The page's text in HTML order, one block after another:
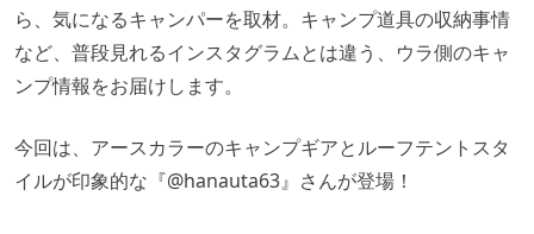
ら、気になるキャンパーを取材。キャンプ道具の収納事情
など、普段見れるインスタグラムとは違う、ウラ側のキャ
ンプ情報をお届けします。
今回は、アースカラーのキャンプギアとルーフテントスタ
イルが印象的な『@hanauta63』さんが登場！